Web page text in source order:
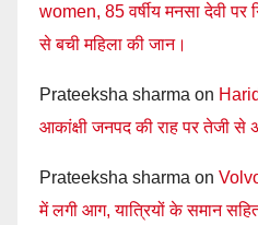
women, 85 वर्षीय मनसा देवी पर
से बची महिला की जान।
Prateeksha sharma on
आकांक्षी जनपद की राह पर तेजी से
Prateeksha sharma on
में लगी आग, यात्रियों के समान